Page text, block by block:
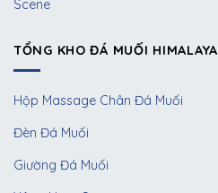
Scene
TỔNG KHO ĐÁ MUỐI HIMALAYA
Hộp Massage Chân Đá Muối
Đèn Đá Muối
Giường Đá Muối